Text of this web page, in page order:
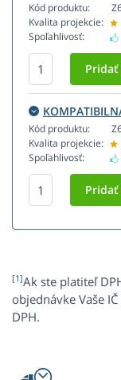
Kód produktu:
Kvalita projekcie:
Spoľahlivosť:
Kód produktu:
Kvalita projekcie:
Spoľahlivosť:
[1]Ak ste platiteľ
objednávke Vaše
DPH.